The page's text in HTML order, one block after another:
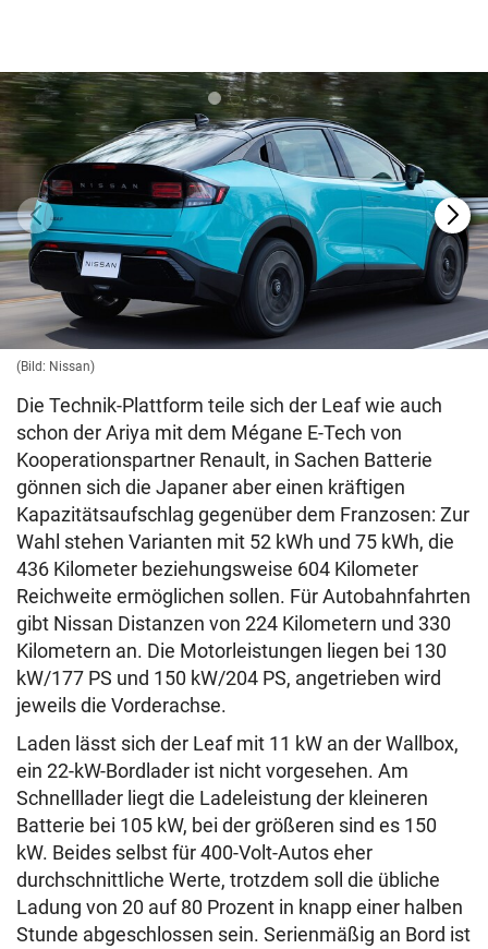
(Bild: Nissan)
Die Technik-Plattform teile sich der Leaf wie auch
schon der Ariya mit dem Mégane E-Tech von
Kooperationspartner Renault, in Sachen Batterie
gönnen sich die Japaner aber einen kräftigen
Kapazitätsaufschlag gegenüber dem Franzosen: Zur
Wahl stehen Varianten mit 52 kWh und 75 kWh, die
436 Kilometer beziehungsweise 604 Kilometer
Reichweite ermöglichen sollen. Für Autobahnfahrten
gibt Nissan Distanzen von 224 Kilometern und 330
Kilometern an. Die Motorleistungen liegen bei 130
kW/177 PS und 150 kW/204 PS, angetrieben wird
jeweils die Vorderachse.
Laden lässt sich der Leaf mit 11 kW an der Wallbox,
ein 22-kW-Bordlader ist nicht vorgesehen. Am
Schnelllader liegt die Ladeleistung der kleineren
Batterie bei 105 kW, bei der größeren sind es 150
kW. Beides selbst für 400-Volt-Autos eher
durchschnittliche Werte, trotzdem soll die übliche
Ladung von 20 auf 80 Prozent in knapp einer halben
Stunde abgeschlossen sein. Serienmäßig an Bord ist